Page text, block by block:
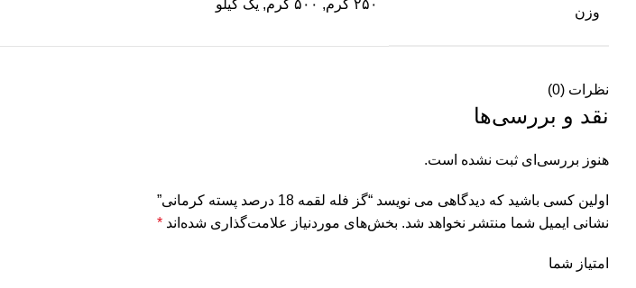
وزن
۲۵۰ گرم, ۵۰۰ گرم, یک کیلو
نظرات (0)
نقد و بررسی‌ها
هنوز بررسی‌ای ثبت نشده است.
اولین کسی باشید که دیدگاهی می نویسد “گز فله لقمه 18 درصد پسته کرمانی”
نشانی ایمیل شما منتشر نخواهد شد. بخش‌های موردنیاز علامت‌گذاری شده‌اند *
امتیاز شما